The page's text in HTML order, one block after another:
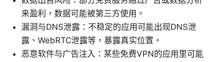
来盈利，数据可能被第三方使用。
漏洞与DNS泄露：不稳定的应用可能出现DNS泄
露、WebRTC泄露等，暴露真实位置。
恶意软件与广告注入：某些免费VPN的应用里可能